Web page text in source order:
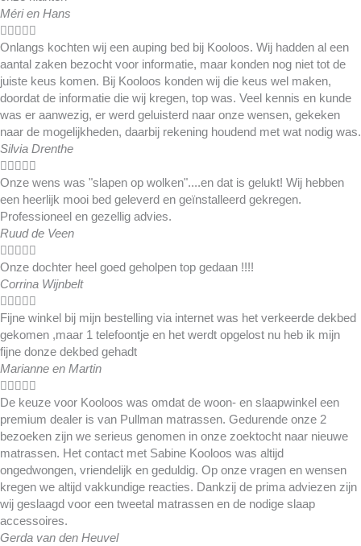
Méri en Hans
    
Onlangs kochten wij een auping bed bij Kooloos. Wij hadden al een
aantal zaken bezocht voor informatie, maar konden nog niet tot de
juiste keus komen. Bij Kooloos konden wij die keus wel maken,
doordat de informatie die wij kregen, top was. Veel kennis en kunde
was er aanwezig, er werd geluisterd naar onze wensen, gekeken
naar de mogelijkheden, daarbij rekening houdend met wat nodig was.
Silvia Drenthe
    
Onze wens was "slapen op wolken"....en dat is gelukt! Wij hebben
een heerlijk mooi bed geleverd en geïnstalleerd gekregen.
Professioneel en gezellig advies.
Ruud de Veen
    
Onze dochter heel goed geholpen top gedaan !!!!
Corrina Wijnbelt
    
Fijne winkel bij mijn bestelling via internet was het verkeerde dekbed
gekomen ,maar 1 telefoontje en het werdt opgelost nu heb ik mijn
fijne donze dekbed gehadt
Marianne en Martin
    
De keuze voor Kooloos was omdat de woon- en slaapwinkel een
premium dealer is van Pullman matrassen. Gedurende onze 2
bezoeken zijn we serieus genomen in onze zoektocht naar nieuwe
matrassen. Het contact met Sabine Kooloos was altijd
ongedwongen, vriendelijk en geduldig. Op onze vragen en wensen
kregen we altijd vakkundige reacties. Dankzij de prima adviezen zijn
wij geslaagd voor een tweetal matrassen en de nodige slaap
accessoires.
Gerda van den Heuvel